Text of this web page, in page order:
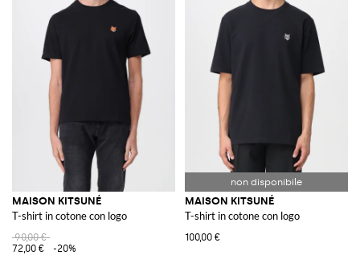
MAISON KITSUNÉ
T-shirt in cotone con logo
90,00 €
72,00 €
-20%
MAISON KITSUNÉ
T-shirt in cotone con logo
100,00 €